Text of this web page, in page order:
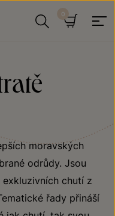
moravských
odrůdy. Jsou
chutí z
řady přináší